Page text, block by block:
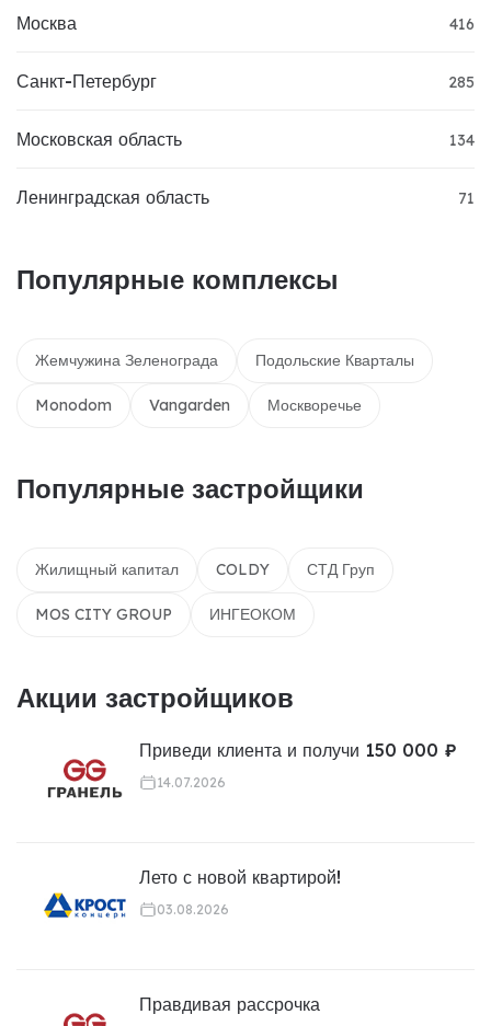
Москва 416
Санкт-Петербург 285
Московская область 134
Ленинградская область 71
Популярные комплексы
Жемчужина Зеленограда Подольские Кварталы
Monodom Vangarden Москворечье
Популярные застройщики
Жилищный капитал COLDY СТД Груп
MOS CITY GROUP ИНГЕОКОМ
Акции застройщиков
Приведи клиента и получи 150 000 ₽
14.07.2026
Лето с новой квартирой!
03.08.2026
Правдивая рассрочка